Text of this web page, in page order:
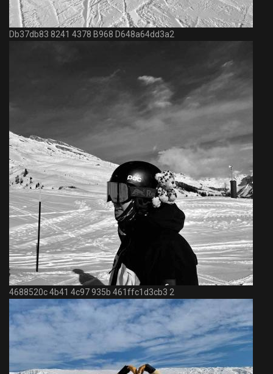
Db37db83 8241 4378 B968 D648a64dd3a2
4688520c 4b41 4c97 935b 461ffc1d3cb3 2